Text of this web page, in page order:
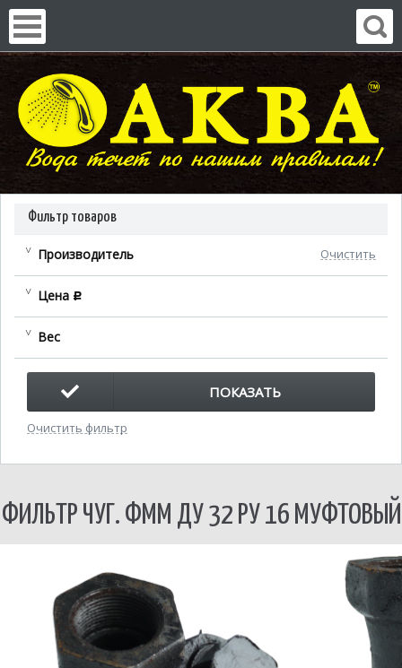
Фильтр товаров
Производитель Очистить
Цена c
Вес
ПОКАЗАТЬ
Очистить фильтр
ФИЛЬТР ЧУГ. ФММ ДУ 32 РУ 16 МУФТОВЫЙ